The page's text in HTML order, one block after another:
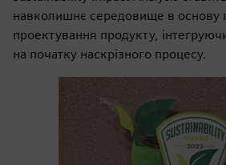
навколишнє середовище в основу
проектування продукту, інтегруючи
на початку наскрізного процесу.